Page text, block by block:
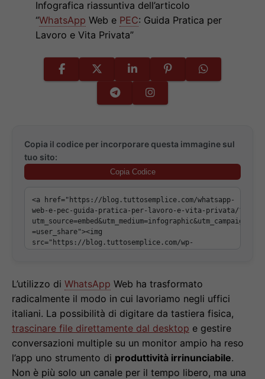
Infografica riassuntiva dell’articolo
“WhatsApp Web e PEC: Guida Pratica per
Lavoro e Vita Privata”
Copia il codice per incorporare questa immagine sul
tuo sito:
Copia Codice
L’utilizzo di WhatsApp Web ha trasformato
radicalmente il modo in cui lavoriamo negli uffici
italiani. La possibilità di digitare da tastiera fisica,
trascinare file direttamente dal desktop e gestire
conversazioni multiple su un monitor ampio ha reso
l’app uno strumento di produttività irrinunciabile.
Non è più solo un canale per il tempo libero, ma una